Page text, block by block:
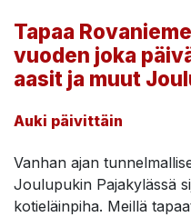
Tapaa
vuoden joka
aasit ja muut
Auki päivittäin
Vanhan ajan
Joulupukin Pajakylässä
kotieläinpiha. Meillä